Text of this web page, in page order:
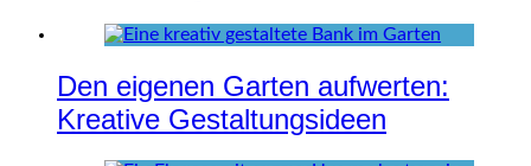
Den eigenen Garten aufwerten:
Kreative Gestaltungsideen